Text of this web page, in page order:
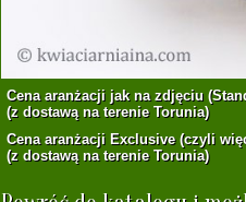
Cena aranżacji jak na zdjęciu
(z dostawą na terenie Torunia)
Cena aranżacji Exclusive (czyli
(z dostawą na terenie Torunia)